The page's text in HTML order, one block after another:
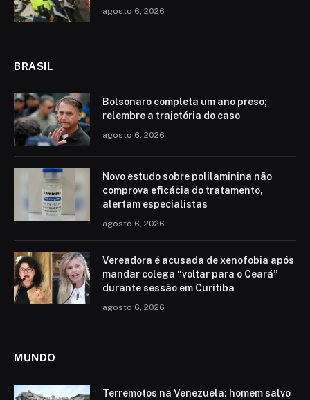
agosto 6, 2026
BRASIL
Bolsonaro completa um ano preso;
relembre a trajetória do caso
agosto 6, 2026
Novo estudo sobre polilaminina não
comprova eficácia do tratamento,
alertam especialistas
agosto 6, 2026
Vereadora é acusada de xenofobia após
mandar colega “voltar para o Ceará”
durante sessão em Curitiba
agosto 6, 2026
MUNDO
Terremotos na Venezuela: homem salvo